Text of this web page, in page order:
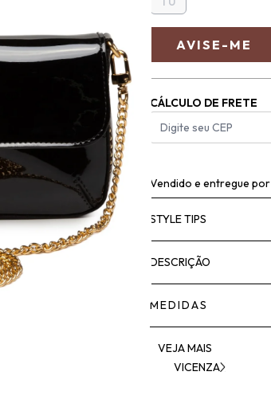
AVISE-ME
CÁLCULO DE FRETE
Vendido e entregue por
STYLE TIPS
DESCRIÇÃO
MEDIDAS
VEJA MAIS
VICENZA